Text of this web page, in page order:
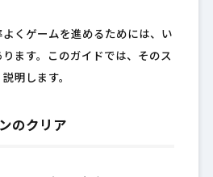
くゲームを進めるためには、い
ます。このガイドでは、そのス
明します。
のクリア